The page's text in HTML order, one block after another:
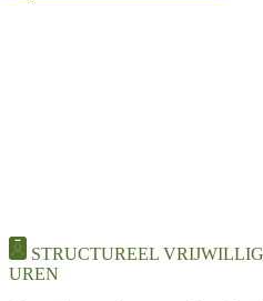
STRUCTUREEL
UREN